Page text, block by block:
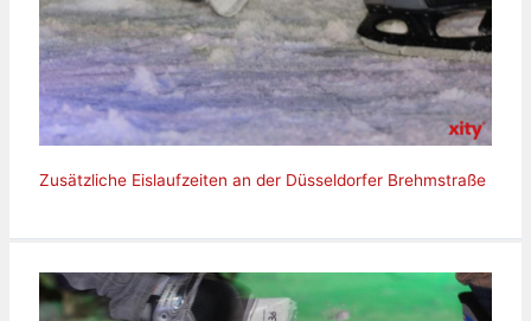
Zusätzliche Eislaufzeiten an der Düsseldorfer Brehmstraße